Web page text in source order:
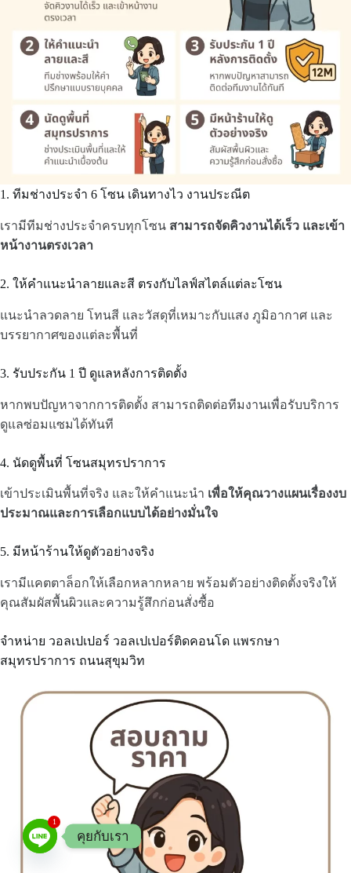
1. ทีมช่างประจำ 6 โซน เดินทางไว งานประณีต
เรามีทีมช่างประจำครบทุกโซน สามารถจัดคิวงานได้เร็ว และเข้า
หน้างานตรงเวลา
2. ให้คำแนะนำลายและสี ตรงกับไลฟ์สไตล์แต่ละโซน
แนะนำลวดลาย โทนสี และวัสดุที่เหมาะกับแสง ภูมิอากาศ และ
บรรยากาศของแต่ละพื้นที่
3. รับประกัน 1 ปี ดูแลหลังการติดตั้ง
หากพบปัญหาจากการติดตั้ง สามารถติดต่อทีมงานเพื่อรับบริการ
ดูแลซ่อมแซมได้ทันที
4. นัดดูพื้นที่ โซนสมุทรปราการ
เข้าประเมินพื้นที่จริง และให้คำแนะนำ เพื่อให้คุณวางแผนเรื่องงบ
ประมาณและการเลือกแบบได้อย่างมั่นใจ
5. มีหน้าร้านให้ดูตัวอย่างจริง
เรามีแคตตาล็อกให้เลือกหลากหลาย พร้อมตัวอย่างติดตั้งจริงให้
คุณสัมผัสพื้นผิวและความรู้สึกก่อนสั่งซื้อ
จำหน่าย วอลเปเปอร์ วอลเปเปอร์ติดคอนโด แพรกษา
สมุทรปราการ ถนนสุขุมวิท
1
คุยกับเรา